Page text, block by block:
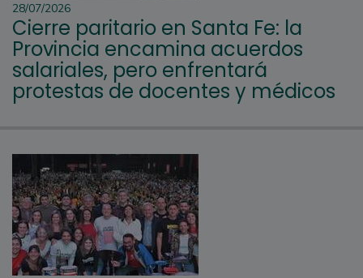
28/07/2026
Cierre paritario en Santa Fe: la
Provincia encamina acuerdos
salariales, pero enfrentará
protestas de docentes y médicos